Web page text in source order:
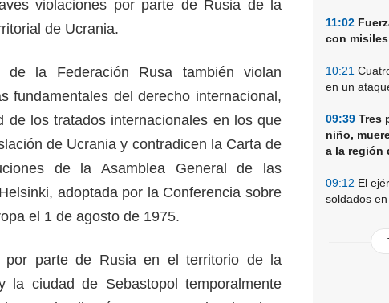
11:02
con
10:21
en un
09:39 Tres
niño,
a la región
09:12 El
soldados
violaciones por parte de Rusia de la
de Ucrania.
la Federación Rusa también violan
fundamentales del derecho internacional,
de los tratados internacionales en los que
de Ucrania y contradicen la Carta de
de la Asamblea General de las
adoptada por la Conferencia sobre
el 1 de agosto de 1975.
por parte de Rusia en el territorio de la
la ciudad de Sebastopol temporalmente